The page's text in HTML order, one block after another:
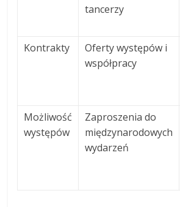
tancerzy
Kontrakty
Oferty występów i
współpracy
Możliwość
występów
Zaproszenia do
międzynarodowych
wydarzeń